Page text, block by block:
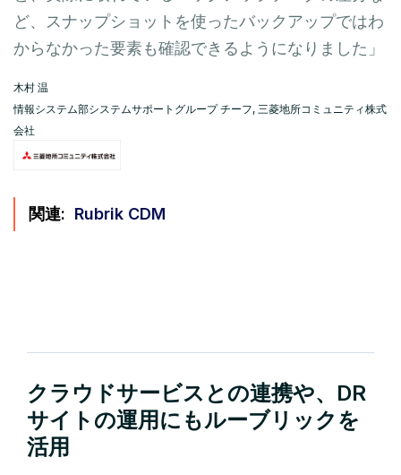
ど、スナップショットを使ったバックアップではわ
からなかった要素も確認できるようになりました」
木村 温
情報システム部システムサポートグループ チーフ, 三菱地所コミュニティ株式
会社
関連: Rubrik CDM
クラウドサービスとの連携や、DR
サイトの運用にもルーブリックを
活用